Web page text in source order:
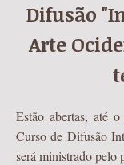
Difusão
Arte
Estão abertas, até
Curso de Difusão
será ministrado pelo